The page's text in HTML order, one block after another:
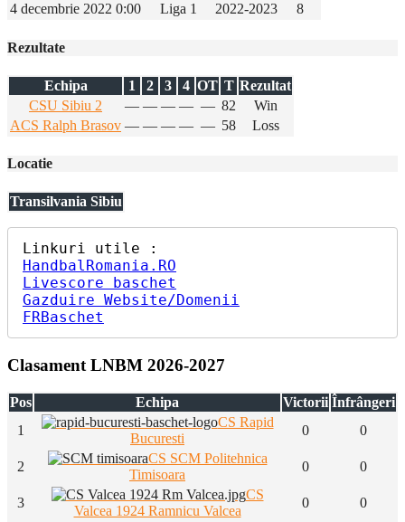
4 decembrie 2022 0:00 Liga 1 2022-2023 8
Rezultate
Echipa 1 2 3 4 OT T Rezultat
CSU Sibiu 2
— — — — — 82
Win
ACS Ralph Brasov — — — — — 58 Loss
Locatie
Transilvania Sibiu
HandbalRomania.RO
Livescore baschet
Gazduire Website/Domenii
FRBaschet
Clasament LNBM 2026-2027
Pos Echipa Victorii Înfrângeri
1
CS Rapid
Bucuresti
0 0
2
CS SCM Politehnica
Timisoara
0 0
3
CS
Valcea 1924 Ramnicu Valcea
0 0